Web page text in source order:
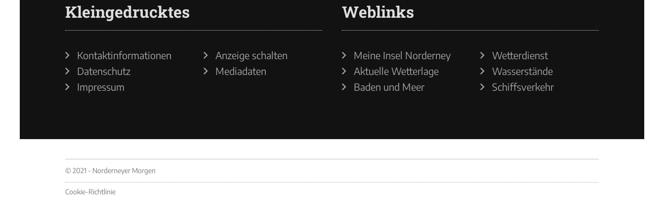
Kleingedrucktes
Kontaktinformationen
Datenschutz
Impressum
Anzeige schalten
Mediadaten
Weblinks
Meine Insel Norderney
Aktuelle Wetterlage
Baden und Meer
Wetterdienst
Wasserstände
Schiffsverkehr
© 2021 - Norderneyer Morgen
Cookie-Richtlinie